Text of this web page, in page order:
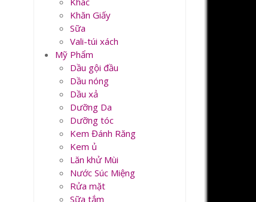
Khăn Giấy
Sữa
Vali-túi xách
Mỹ Phẩm
Dầu gội đầu
Dầu nóng
Dầu xả
Dưỡng Da
Dưỡng tóc
Kem Đánh Răng
Kem ủ
Lăn khử Mùi
Nước Súc Miệng
Rửa mặt
Sữa tắm